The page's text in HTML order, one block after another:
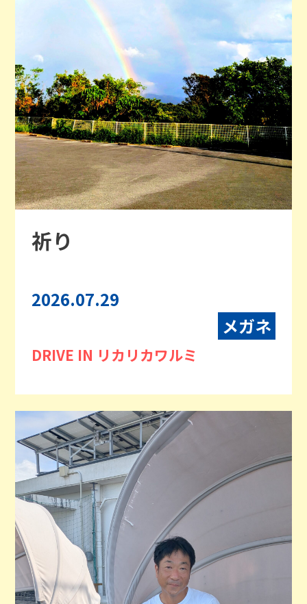
祈り
2026.07.29
メガネ
DRIVE IN リカリカワルミ